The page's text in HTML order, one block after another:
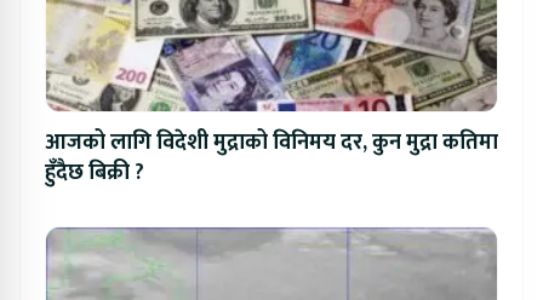
आजको लागि विदेशी मुद्राको विनिमय दर, कुन मुद्रा कतिमा
हुँदैछ बिक्री ?